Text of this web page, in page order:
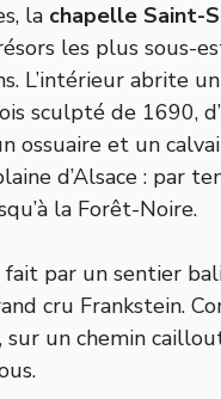
la chapelle Saint-
les plus sous-
L’intérieur abrite
sculpté de 1690,
ossuaire et un
d’Alsace : par
la Forêt-Noire.
fait par un sentier
cru Frankstein.
un chemin